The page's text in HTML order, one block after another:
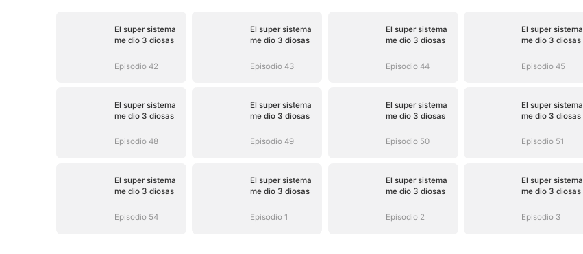
El super sistema
me dio 3 diosas
Episodio 42
El super sistema
me dio 3 diosas
Episodio 43
El super sistema
me dio 3 diosas
Episodio 44
El super sistema
me dio 3 diosas
Episodio 45
El super sistema
me dio 3 diosas
Episodio 48
El super sistema
me dio 3 diosas
Episodio 49
El super sistema
me dio 3 diosas
Episodio 50
El super sistema
me dio 3 diosas
Episodio 51
El super sistema
me dio 3 diosas
Episodio 54
El super sistema
me dio 3 diosas
Episodio 1
El super sistema
me dio 3 diosas
Episodio 2
El super sistema
me dio 3 diosas
Episodio 3